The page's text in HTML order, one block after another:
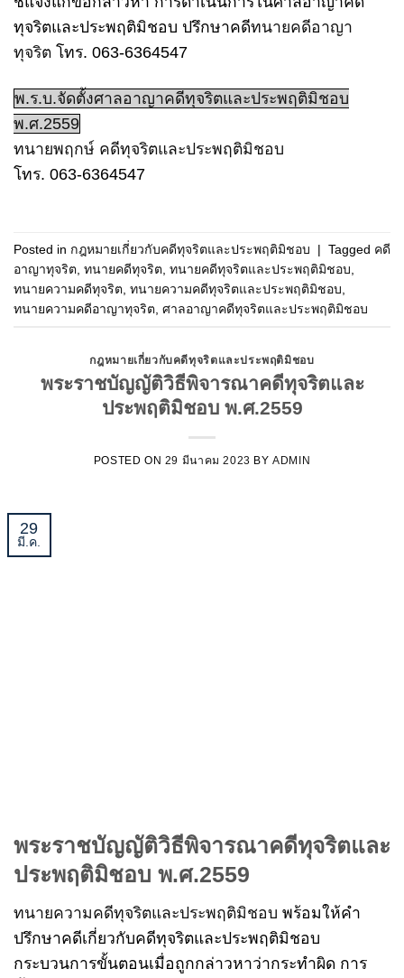
ทุจริตและประพฤติมิชอบ ปรึกษาคดีทนายคดีอาญา
ทุจริต โทร. 063-6364547
พ.ร.บ.จัดตั้งศาลอาญาคดีทุจริตและประพฤติมิชอบ
พ.ศ.2559
ทนายพฤกษ์ คดีทุจริตและประพฤติมิชอบ
โทร. 063-6364547
Posted in กฎหมายเกี่ยวกับคดีทุจริตและประพฤติมิชอบ | Tagged คดี
อาญาทุจริต ทนายคดีทุจริต ทนายคดีทุจริตและประพฤติมิชอบ
ทนายความคดีทุจริต ทนายความคดีทุจริตและประพฤติมิชอบ
ทนายความคดีอาญาทุจริต ศาลอาญาคดีทุจริตและประพฤติมิชอบ
กฎหมายเกี่ยวกับคดีทุจริตและประพฤติมิชอบ
พระราชบัญญัติวิธีพิจารณาคดีทุจริตและ
ประพฤติมิชอบ พ.ศ.2559
POSTED ON 29 มีนาคม 2023 BYADMIN
29
มี.ค.
พระราชบัญญัติวิธีพิจารณาคดีทุจริตและ
ประพฤติมิชอบ พ.ศ.2559
ทนายความคดีทุจริตและประพฤติมิชอบ พร้อมให้คำ
ปรึกษาคดีเกี่ยวกับคดีทุจริตและประพฤติมิชอบ
กระบวนการขั้นตอนเมื่อถูกกล่าวหาว่ากระทำผิด การ